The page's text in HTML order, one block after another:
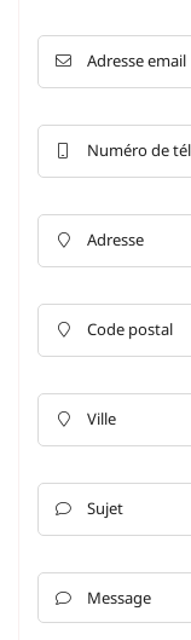
 Adresse email
Numéro de
 Adresse
 Code postal
 Ville
 Sujet
 Message